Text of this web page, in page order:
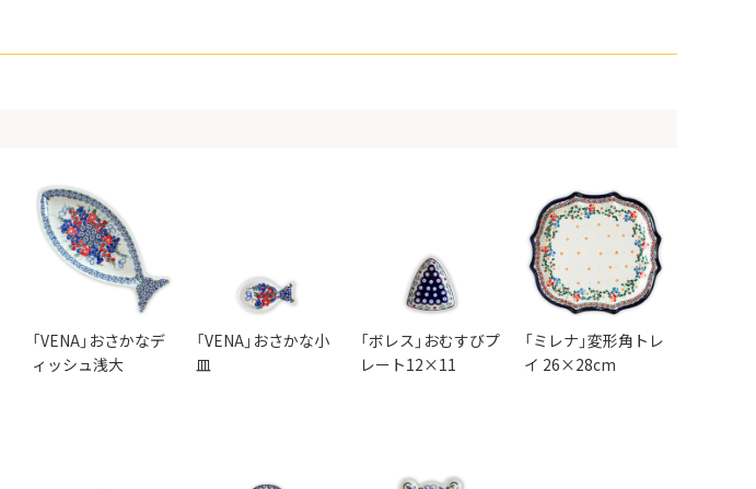
「VENA」おさかなデ
ィッシュ浅大
「VENA」おさかな小
皿
「ボレス」おむすびプ
レート12×11
「ミレナ」変形角トレ
イ 26×28cm